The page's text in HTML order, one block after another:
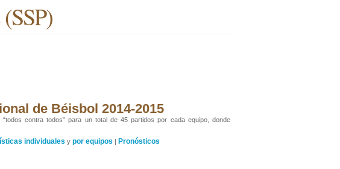
de Béisbol 2014-2015
contra todos” para un total de 45 partidos por cada equipo, donde
individuales y por equipos | Pronósticos